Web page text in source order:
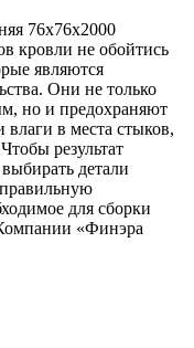
76х76х2000
кровли не обойтись
являются
Они не только
но и предохраняют
в места стыков,
результат
детали
правильную
для сборки
«Финэра